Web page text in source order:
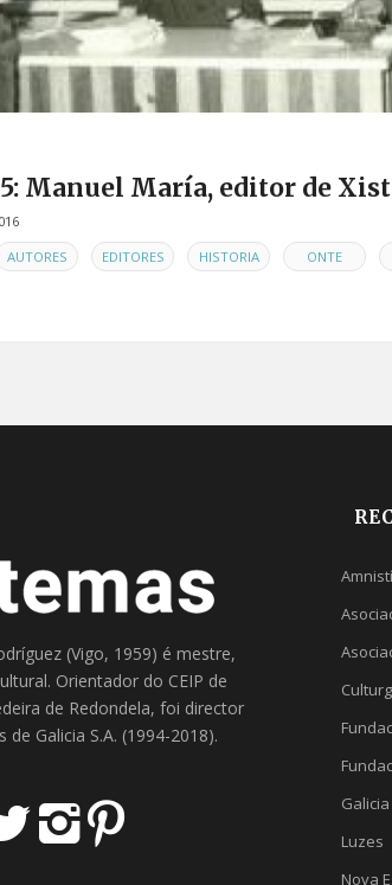
Manuel María, editor de
AUTORES EDITORES HISTORIA ONTE
(Vigo, 1959) é mestre,
Orientador do CEIP de
de Redondela, foi director
de Galicia S.A. (1994-2018).
Luzes
Nova